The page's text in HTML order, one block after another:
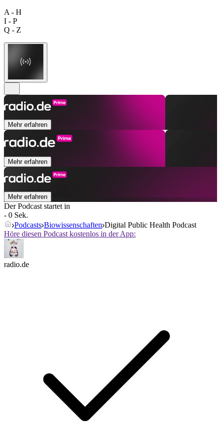
A - H
I - P
Q - Z
Mehr erfahren
Mehr erfahren
Mehr erfahren
Der Podcast startet in
- 0 Sek.
Podcasts Biowissenschaften Digital Public Health Podcast
Höre diesen Podcast kostenlos in der App:
radio.de